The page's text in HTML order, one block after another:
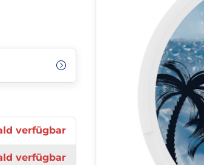
verfügbar
verfügbar